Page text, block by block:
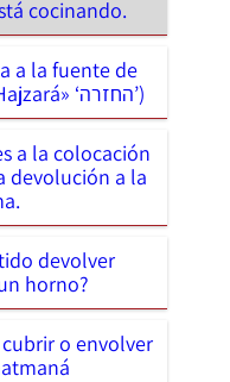
cocinando.
a la fuente de
calor en Shabat («Hajzará» ‘החזרה’)
a la colocación
devolución a la
devolver
horno?
o envolver